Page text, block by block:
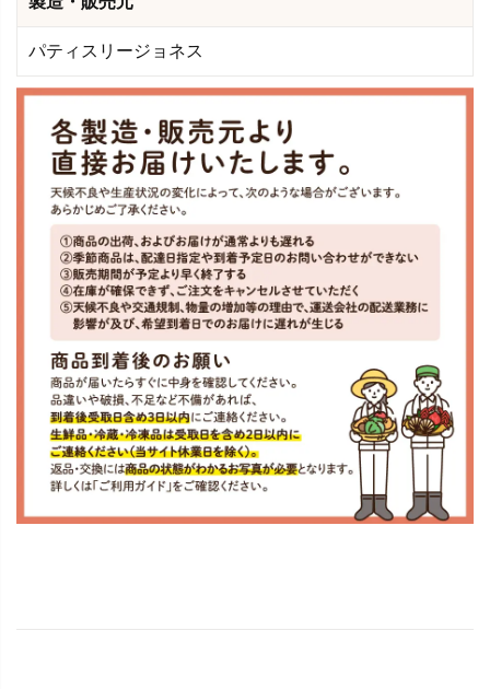
パティスリージョネス